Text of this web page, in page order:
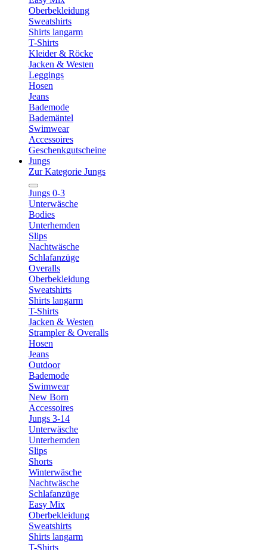
Oberbekleidung
Sweatshirts
Shirts langarm
T-Shirts
Kleider & Röcke
Jacken & Westen
Leggings
Hosen
Jeans
Bademode
Bademäntel
Swimwear
Accessoires
Geschenkgutscheine
Jungs
Zur Kategorie Jungs
Jungs 0-3
Unterwäsche
Bodies
Unterhemden
Slips
Nachtwäsche
Schlafanzüge
Overalls
Oberbekleidung
Sweatshirts
Shirts langarm
T-Shirts
Jacken & Westen
Strampler & Overalls
Hosen
Jeans
Outdoor
Bademode
Swimwear
New Born
Accessoires
Jungs 3-14
Unterwäsche
Unterhemden
Slips
Shorts
Winterwäsche
Nachtwäsche
Schlafanzüge
Easy Mix
Oberbekleidung
Sweatshirts
Shirts langarm
T-Shirts